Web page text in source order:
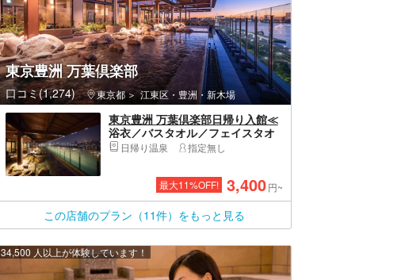
東京豊洲 万葉倶楽部
口コミ(1,274) 東京都 江東区・豊洲・新木場
東京豊洲 万葉倶楽部日帰り入館≪
浴衣／バスタオル／フェイスタオ
ル込み＊手ぶらでOK≫
日帰り温泉 指定無し
最大11%OFF! 3,400円~
この店舗のプラン（11件）をもっと見る
34,500 人以上が体験しています！